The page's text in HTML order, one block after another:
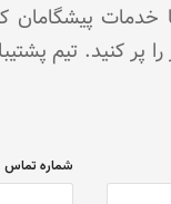
پیشگامان
پر کنید. تیم
شماره تماس